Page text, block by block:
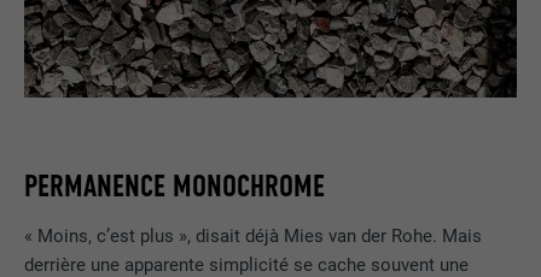
PERMANENCE MONOCHROME
« Moins, c’est plus », disait déjà Mies van der Rohe. Mais
derrière une apparente simplicité se cache souvent une